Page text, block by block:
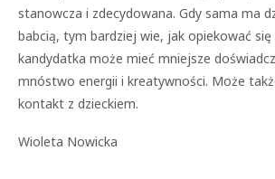
stanowcza i zdecydowana. Gdy sama ma
babcią, tym bardziej wie, jak opiekować się
kandydatka może mieć mniejsze
mnóstwo energii i kreatywności. Może
kontakt z dzieckiem.
Wioleta Nowicka